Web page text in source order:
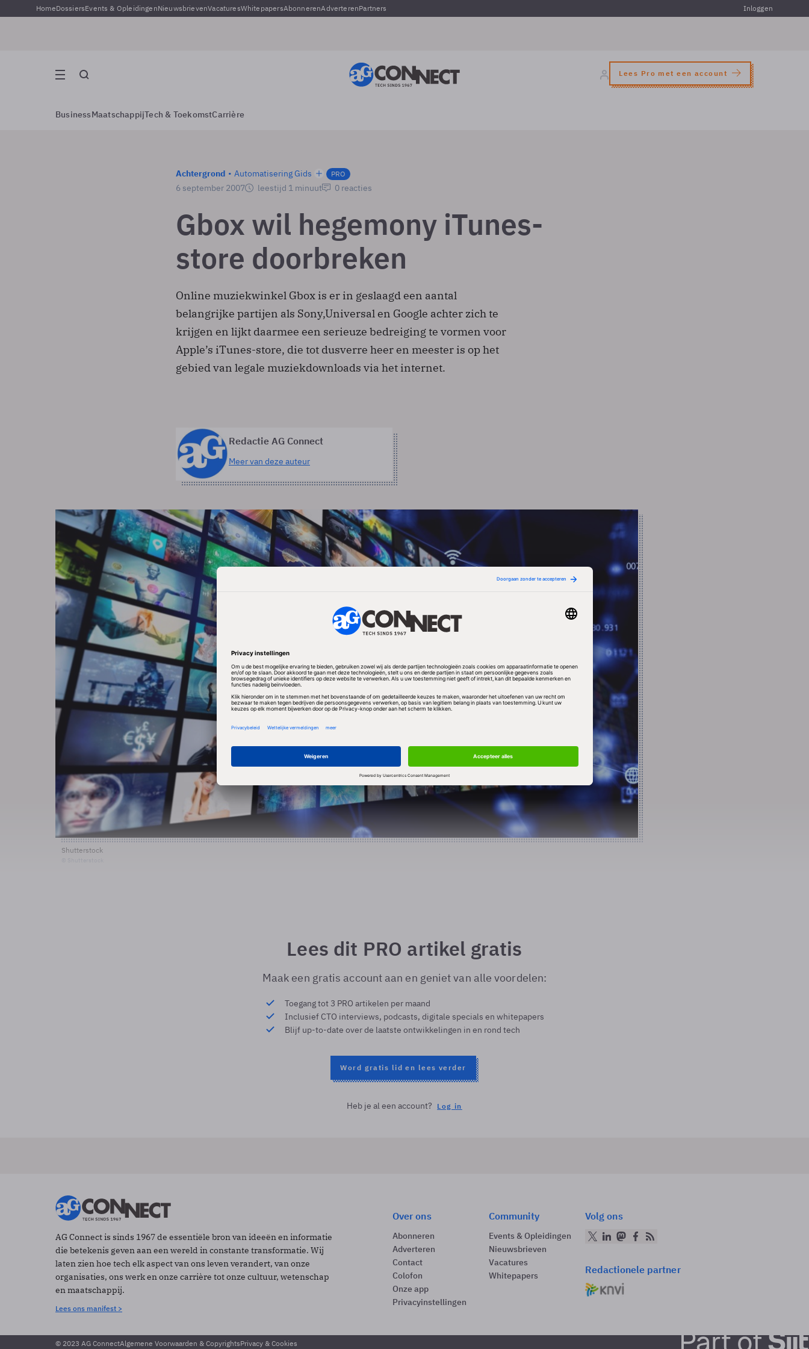
HomeDossiersEvents & OpleidingenNieuwsbrievenVacaturesWhitepapersAbonnerenAdverterenPartners Inloggen
Lees Pro met een account
BusinessMaatschappijTech & ToekomstCarrière
Achtergrond Automatisering Gids PRO
6 september 2007 leestijd 1 minuut 0 reacties
Gbox wil hegemony iTunes-
store doorbreken
Online muziekwinkel Gbox is er in geslaagd een aantal
belangrijke partijen als Sony,Universal en Google achter zich te
krijgen en lijkt daarmee een serieuze bedreiging te vormen voor
Apple’s iTunes-store, die tot dusverre heer en meester is op het
gebied van legale muziekdownloads via het internet.
Redactie AG Connect
Meer van deze auteur
Shutterstock
Lees dit PRO artikel gratis
Maak een gratis account aan en geniet van alle voordelen:
Toegang tot 3 PRO artikelen per maand
Inclusief CTO interviews, podcasts, digitale specials en whitepapers
Blijf up-to-date over de laatste ontwikkelingen in en rond tech
Word gratis lid en lees verder
Heb je al een account? Log in
AG Connect is sinds 1967 de essentiële bron van ideeën en informatie
die betekenis geven aan een wereld in constante transformatie. Wij
laten zien hoe tech elk aspect van ons leven verandert, van onze
organisaties, ons werk en onze carrière tot onze cultuur, wetenschap
en maatschappij.
Lees ons manifest >
Over ons
Abonneren
Adverteren
Contact
Colofon
Onze app
Privacyinstellingen
Community
Events & Opleidingen
Nieuwsbrieven
Vacatures
Whitepapers
Volg ons
Redactionele partner
© 2023 AG ConnectAlgemene Voorwaarden & CopyrightsPrivacy & Cookies